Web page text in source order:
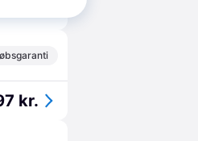
kr.